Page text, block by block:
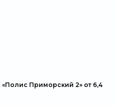
Приморский 2» от 6,4